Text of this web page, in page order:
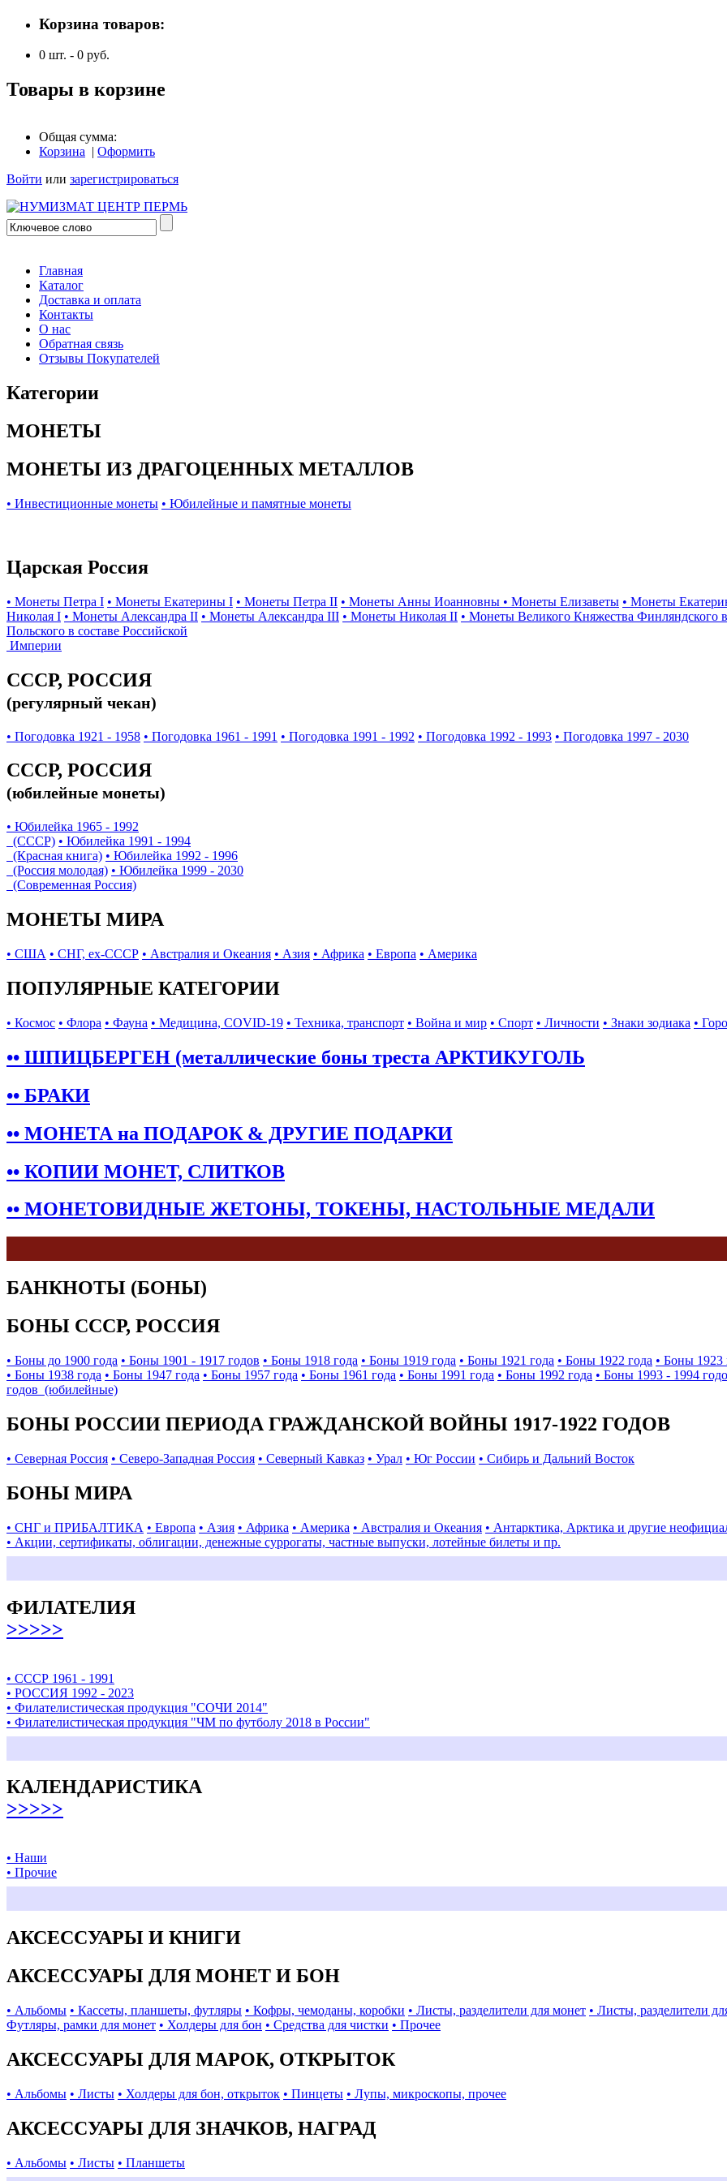
Корзина товаров:
0 шт. - 0 руб.
Товары в корзине
Общая сумма:
Корзина | Оформить
Войти или зарегистрироваться
Главная
Каталог
Доставка и оплата
Контакты
О нас
Обратная связь
Отзывы Покупателей
Категории
МОНЕТЫ
МОНЕТЫ ИЗ ДРАГОЦЕННЫХ МЕТАЛЛОВ
• Инвестиционные монеты • Юбилейные и памятные монеты
Царская Россия
• Монеты Петра I • Монеты Екатерины I • Монеты Петра II • Монеты Анны Иоанновны • Монеты Елизаветы • Монеты
Николая I • Монеты Александра II • Монеты Александра III • Монеты Николая II • Монеты Великого Княжества Финляндского
Польского в составе Российской
Империи
СССР, РОССИЯ
(регулярный чекан)
• Погодовка 1921 - 1958 • Погодовка 1961 - 1991 • Погодовка 1991 - 1992 • Погодовка 1992 - 1993 • Погодовка 1997 - 2030
СССР, РОССИЯ
(юбилейные монеты)
• Юбилейка 1965 - 1992
(СССР) • Юбилейка 1991 - 1994
(Красная книга) • Юбилейка 1992 - 1996
(Россия молодая) • Юбилейка 1999 - 2030
(Современная Россия)
МОНЕТЫ МИРА
• США • СНГ, ex-СССР • Австралия и Океания • Азия • Африка • Европа • Америка
ПОПУЛЯРНЫЕ КАТЕГОРИИ
• Космос • Флора • Фауна • Медицина, COVID-19 • Техника, транспорт • Война и мир • Спорт • Личности • Знаки зодиака •
•• ШПИЦБЕРГЕН (металлические боны треста АРКТИКУГОЛЬ
•• БРАКИ
•• МОНЕТА на ПОДАРОК & ДРУГИЕ ПОДАРКИ
•• КОПИИ МОНЕТ, СЛИТКОВ
•• МОНЕТОВИДНЫЕ ЖЕТОНЫ, ТОКЕНЫ, НАСТОЛЬНЫЕ МЕДАЛИ
БАНКНОТЫ (БОНЫ)
БОНЫ СССР, РОССИЯ
• Боны до 1900 года • Боны 1901 - 1917 годов • Боны 1918 года • Боны 1919 года • Боны 1921 года • Боны 1922 года • Боны 1923
• Боны 1938 года • Боны 1947 года • Боны 1957 года • Боны 1961 года • Боны 1991 года • Боны 1992 года • Боны 1993 - 1994
годов (юбилейные)
БОНЫ РОССИИ ПЕРИОДА ГРАЖДАНСКОЙ ВОЙНЫ 1917-1922 ГОДОВ
• Северная Россия • Северо-Западная Россия • Северный Кавказ • Урал • Юг России • Сибирь и Дальний Восток
БОНЫ МИРА
• СНГ и ПРИБАЛТИКА • Европа • Азия • Африка • Америка • Австралия и Океания • Антарктика, Арктика и другие
• Акции, сертификаты, облигации, денежные суррогаты, частные выпуски, лотейные билеты и пр.
ФИЛАТЕЛИЯ
>>>>>
• СССР 1961 - 1991
• РОССИЯ 1992 - 2023
• Филателистическая продукция "СОЧИ 2014"
• Филателистическая продукция "ЧМ по футболу 2018 в России"
КАЛЕНДАРИСТИКА
>>>>>
• Наши
• Прочие
АКСЕССУАРЫ И КНИГИ
АКСЕССУАРЫ ДЛЯ МОНЕТ И БОН
• Альбомы • Кассеты, планшеты, футляры • Кофры, чемоданы, коробки • Листы, разделители для монет • Листы, разделители
Футляры, рамки для монет • Холдеры для бон • Средства для чистки • Прочее
АКСЕССУАРЫ ДЛЯ МАРОК, ОТКРЫТОК
• Альбомы • Листы • Холдеры для бон, открыток • Пинцеты • Лупы, микроскопы, прочее
АКСЕССУАРЫ ДЛЯ ЗНАЧКОВ, НАГРАД
• Альбомы • Листы • Планшеты